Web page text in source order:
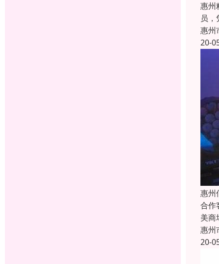
惠州
员
惠州
20-
惠州
合作
美商
惠州
20-